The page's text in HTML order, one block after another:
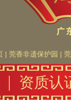
| 莞香非遗保护园 |
资质认